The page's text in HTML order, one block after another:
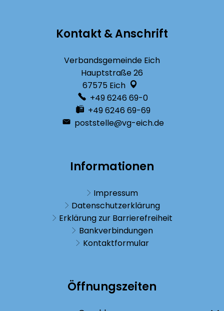
Kontakt & Anschrift
Verbandsgemeinde Eich
Hauptstraße 26
67575 Eich
+49 6246 69-0
+49 6246 69-69
poststelle@vg-eich.de
Informationen
Impressum
Datenschutzerklärung
Erklärung zur Barrierefreiheit
Bankverbindungen
Kontaktformular
Öffnungszeiten